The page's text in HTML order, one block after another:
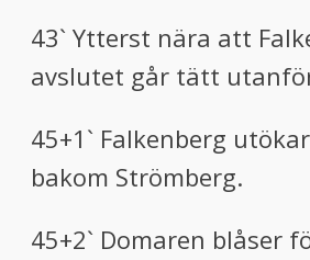
43` Ytterst nära att
avslutet går tätt
45+1` Falkenberg
bakom Strömberg.
45+2` Domaren blåser